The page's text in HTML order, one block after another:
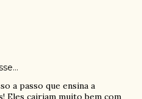
a passo que ensina a
Eles cairiam muito bem com